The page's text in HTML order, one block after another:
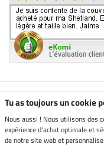
Boutique
Livraison par
Tu as toujours un cookie
Nous aussi ! Nous utilisons des
expérience d'achat optimale et
de notre site web et